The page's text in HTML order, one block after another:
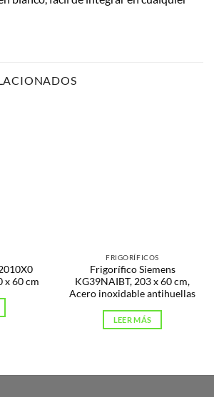
x 60 cm
FRIGORÍFICOS
Frigorífico Siemens
KG39NAIBT, 203 x 60 cm,
Acero inoxidable antihuellas
LEER MÁS